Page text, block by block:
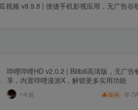
视频 v8.9.8 | 便捷手机影视应用，无广告谷
哔哩哔哩HD v2.0.2 | Bilibili高清版，无广告
享，内置哔哩漫游X，解锁更多实用功能
1年前 10